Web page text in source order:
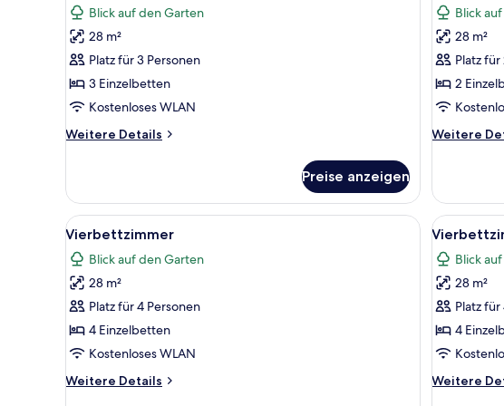
für
Dreibettzimmer
(for
2
adults
1
Blick auf den Garten
28 m²
Platz für 3 Personen
3 Einzelbetten
Kostenloses WLAN
Weitere Details
Weitere
(for
adults
and
child)
Preise anzeigen
für
anzeigen
Blick
28 m²
Platz
2
Weitere
Weitere
Alle
Fotos
für
Vierbettzimmer
anzeigen
Ein Hotelzimmer mit einem großen Bett, einem
12
Vierbettzimmer
Blick auf den Garten
28 m²
Platz für 4 Personen
4 Einzelbetten
Kostenloses WLAN
Weitere Details
Weitere
Alle
Fotos
für
anzeigen
12
Blick
28 m²
Platz
4
Weitere
Weitere